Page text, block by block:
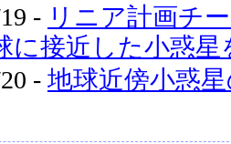
- リニア計画チ
に接近した小惑星
- 地球近傍小惑